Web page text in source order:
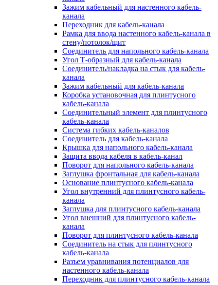
Зажим кабельный для настенного кабель-
канала
Переходник для кабель-канала
Рамка для ввода настенного кабель-канала в
стену/потолок/щит
Соединитель для напольного кабель-канала
Угол Т-образный для кабель-канала
Соединитель/накладка на стык для кабель-
канала
Зажим кабельный для кабель-канала
Коробка установочная для плинтусного
кабель-канала
Соединительный элемент для плинтусного
кабель-канала
Система гибких кабель-каналов
Соединитель для кабель-канала
Крышка для напольного кабель-канала
Защита ввода кабеля в кабель-канал
Поворот для напольного кабель-канала
Заглушка фронтальная для кабель-канала
Основание плинтусного кабель-канала
Угол внутренний для плинтусного кабель-
канала
Заглушка для плинтусного кабель-канала
Угол внешний для плинтусного кабель-
канала
Поворот для плинтусного кабель-канала
Соединитель на стык для плинтусного
кабель-канала
Разъем уравнивания потенциалов для
настенного кабель-канала
Переходник для плинтусного кабель-канала